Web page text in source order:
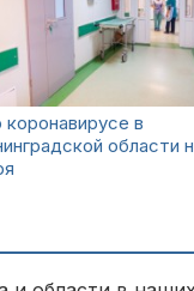
коронавирусе в
области